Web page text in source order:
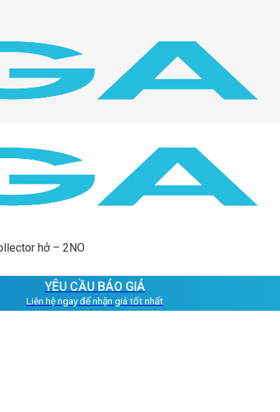
hở – 2NO
YÊU CẦU BÁO GIÁ
Liên hệ ngay để nhận giá tốt nhất